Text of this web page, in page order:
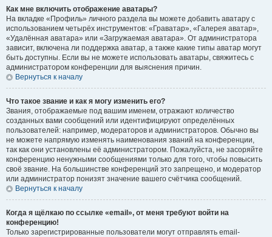
Как мне включить отображение аватары?
На вкладке «Профиль» личного раздела вы можете добавить аватару с
использованием четырёх инструментов: «Граватар», «Галерея аватар»,
«Удалённая аватара» или «Загружаемая аватара». От администратора
зависит, включена ли поддержка аватар, а также какие типы аватар могут
быть доступны. Если вы не можете использовать аватары, свяжитесь с
администратором конференции для выяснения причин.
Вернуться к началу
Что такое звание и как я могу изменить его?
Звания, отображаемые под вашим именем, отражают количество
созданных вами сообщений или идентифицируют определённых
пользователей: например, модераторов и администраторов. Обычно вы
не можете напрямую изменять наименования званий на конференции,
так как они установлены её администратором. Пожалуйста, не засоряйте
конференцию ненужными сообщениями только для того, чтобы повысить
своё звание. На большинстве конференций это запрещено, и модератор
или администратор понизят значение вашего счётчика сообщений.
Вернуться к началу
Когда я щёлкаю по ссылке «email», от меня требуют войти на
конференцию!
Только зарегистрированные пользователи могут отправлять email-